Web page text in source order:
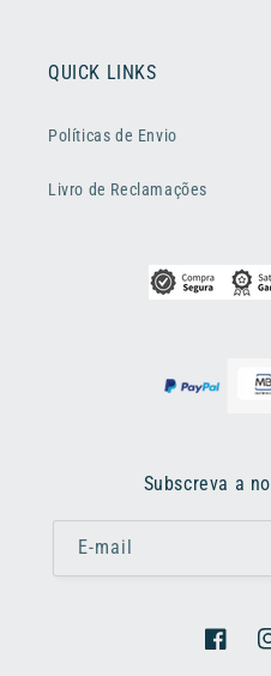
QUICK LINKS
Políticas de Envio
Livro de Reclamações
Subscreva a
E-mail